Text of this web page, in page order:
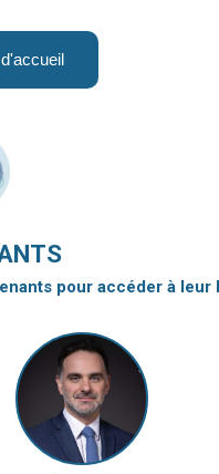
pour accéder à leur